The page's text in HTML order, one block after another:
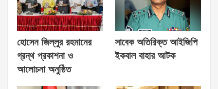
হোসেন জিল্লুর রহমানের
গ্রন্থ প্রকাশনা ও
আলোচনা অনুষ্ঠিত
সাবেক অতিরিক্ত আইজিপি
ইকবাল বাহার আটক